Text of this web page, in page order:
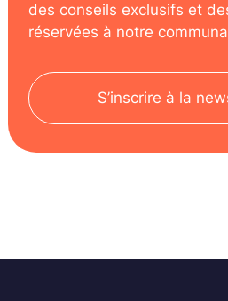
des conseils exclusifs et
réservées à notre
S’inscrire à la